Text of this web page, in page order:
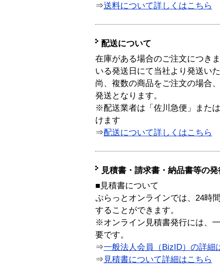
⇒送料について詳しくはこちら
配送について
在庫がある場合のご注文につき
いる発送日にて当社より発送い
尚、複数の商品をご注文の場合
発送となります。
※配送業者は「佐川急便」また
けます
⇒配送について詳しくはこちら
見積書・請求書・納品書等の
■見積書について
ぷらっとオンラインでは、24時
することができます。
※オンライン見積書発行には、
要です。
⇒一般法人会員（BizID）の詳細
⇒ 見積書について詳細はこちら